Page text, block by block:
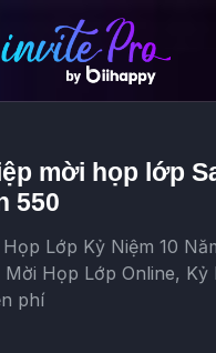
mời họp lớp
550
Lớp Kỷ Niệm 10
Họp Lớp Online, Kỷ
phí